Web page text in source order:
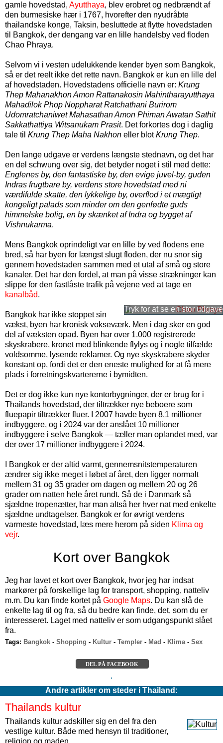
gamle hovedstad, Ayutthaya, blev erobret og nedbrændt af
den burmesiske hær i 1767, hvorefter den nyudråbte
thailandske konge, Taksin, besluttede at flytte hovedstaden
til Bangkok, der dengang var en lille handelsby ved floden
Chao Phraya.
Selvom vi i vesten udelukkende kender byen som Bangkok,
så er det reelt ikke det rette navn. Bangkok er kun en lille del
af hovedstaden. Hovedstadens officielle navn er: Krung
Thep Mahanakhon Amon Rattanakosin Mahintharayutthaya
Mahadilok Phop Noppharat Ratchathani Burirom
Udomratchaniwet Mahasathan Amon Phiman Awatan Sathit
Sakkathattiya Witsanukam Prasit. Det forkortes dog i daglig
tale til Krung Thep Maha Nakhon eller blotKrung Thep.
Den lange udgave er verdens længste stednavn, og det har
en del schwung over sig, det betyder noget i stil med dette:
Englenes by, den fantastiske by, den evige juvel-by, guden
Indras frugtbare by, verdens store hovedstad med ni
værdifulde skatte, den lykkelige by, overflod i et mægtigt
kongeligt palads som minder om den genfødte guds
himmelske bolig, en by skænket af Indra og bygget af
Vishnukarma.
Mens Bangkok oprindeligt var en lille by ved flodens ene
bred, så har byen for længst slugt floden, der nu snor sig
gennem hovedstaden sammen med et utal af små og store
kanaler. Det har den fordel, at man på visse strækninger kan
slippe for den fastlåste trafik på vejene ved at tage en
kanalbåd.
Bangkok har ikke stoppet sin
vækst, byen har kronisk vokseværk. Men i dag sker en god
del af væksten opad. Byen har over 1.000 registrerede
skyskrabere, kronet med blinkende flylys og i nogle tilfælde
voldsomme, lysende reklamer. Og nye skyskrabere skyder
konstant op, fordi det er den eneste mulighed for at få mere
plads i forretningskvartererne i bymidten.
Det er dog ikke kun nye kontorbygninger, der er brug for i
Thailands hovedstad, der tiltrækker nye beboere som
fluepapir tiltrækker fluer. I 2007 havde byen 8,1 millioner
indbyggere, og i 2024 var der anslået 10 millioner
indbyggere i selve Bangkok — tæller man oplandet med, var
der over 17 millioner indbyggere i 2024.
I Bangkok er der altid varmt, gennemsnitstemperaturen
ændrer sig ikke meget i løbet af året, den ligger normalt
mellem 31 og 35 grader om dagen og mellem 20 og 26
grader om natten hele året rundt. Så de i Danmark så
sjældne tropenætter, har man altså her hver nat med enkelte
sjældne undtagelser. Bangkok er for øvrigt verdens
varmeste hovedstad, læs mere herom på siden Klima og
vejr.
Kort over Bangkok
Jeg har lavet et kort over Bangkok, hvor jeg har indsat
markører på forskellige lag for transport, shopping, natteliv
m.m. Du kan finde kortet på Google Maps. Du kan slå de
enkelte lag til og fra, så du bedre kan finde, det, som du er
interesseret. Laget med natteliv er som udgangspunkt slået
fra.
Tags: Bangkok - Shopping - Kultur - Templer - Mad - Klima- Sex
DEL PÅ FACEBOOK
Andre artikler om steder i Thailand:
Thailands kultur
Thailands kultur adskiller sig en del fra den
vestlige kultur. Både med hensyn til traditioner,
religion og maden.